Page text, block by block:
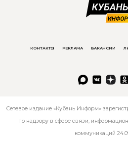
КОНТАКТЫ РЕКЛАМА ВАКАНСИИ
Сетевое издание «Кубань Информ»
по надзору в сфере связи,
коммуникаций